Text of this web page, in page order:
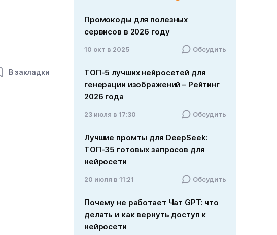
В закладки
Промокоды для полезных
сервисов в 2026 году
10 окт в 2025 Обсудить
ТОП-5 лучших нейросетей для
генерации изображений – Рейтинг
2026 года
23 июля в 17:30 Обсудить
Лучшие промты для DeepSeek:
ТОП-35 готовых запросов для
нейросети
20 июля в 11:21 Обсудить
Почему не работает Чат GPT: что
делать и как вернуть доступ к
нейросети